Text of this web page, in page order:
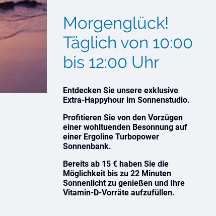
Morgenglück!
Täglich von 10:00
bis 12:00 Uhr
Entdecken Sie unsere exklusive
Extra-Happyhour im Sonnenstudio.
Profitieren Sie von den Vorzügen
einer wohltuenden Besonnung auf
einer Ergoline Turbopower
Sonnenbank.
Bereits ab 15 € haben Sie die
Möglichkeit bis zu 22 Minuten
Sonnenlicht zu genießen und Ihre
Vitamin-D-Vorräte aufzufüllen.